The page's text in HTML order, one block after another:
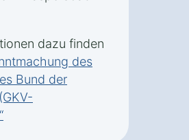
dazu finden
des
Bund der